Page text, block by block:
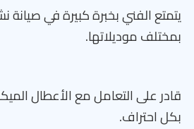
يتمتع الفني بخبرة كبيرة في صيانة
بمختلف موديلاتها.
قادر على التعامل مع الأعطال
بكل احتراف.